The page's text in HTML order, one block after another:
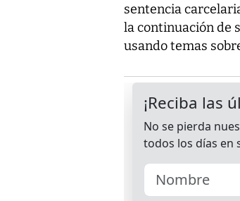
sentencia
la continuación de
usando temas